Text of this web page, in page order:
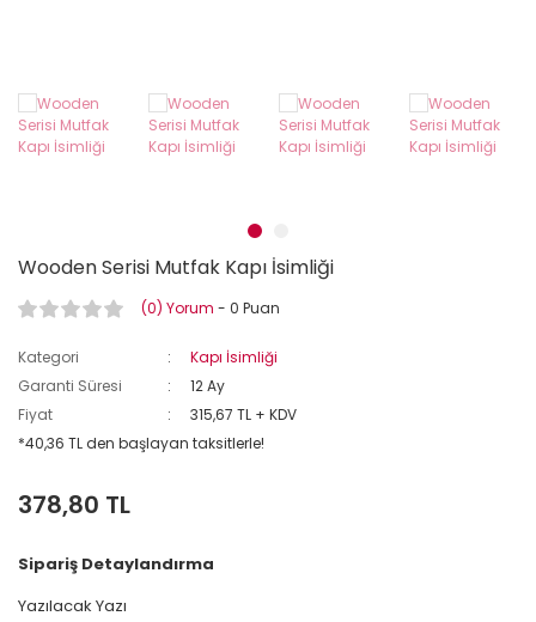
Wooden Serisi Mutfak Kapı İsimliği
(0) Yorum - 0 Puan
Kategori
Kapı İsimliği
Garanti Süresi
12 Ay
Fiyat
315,67 TL + KDV
*40,36 TL den başlayan taksitlerle!
378,80 TL
Sipariş Detaylandırma
Yazılacak Yazı